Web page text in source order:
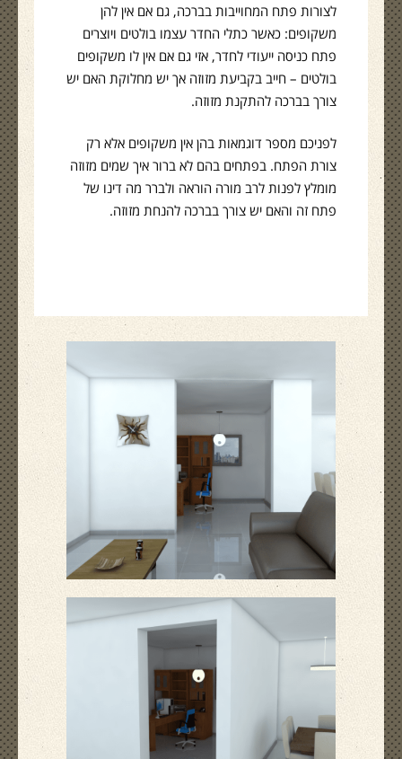
לצורות פתח המחוייבות בברכה, גם אם אין להן
משקופים: כאשר כתלי החדר עצמו בולטים ויוצרים
פתח כניסה ייעודי לחדר, אזי גם אם אין לו משקופים
בולטים – חייב בקביעת מזוזה אך יש מחלוקת האם יש
צורך בברכה להתקנת מזוזה.
לפניכם מספר דוגמאות בהן אין משקופים אלא רק
צורת הפתח. בפתחים בהם לא ברור איך שמים מזוזה
מומלץ לפנות לרב מורה הוראה ולברר מה דינו של
פתח זה והאם יש צורך בברכה להנחת מזוזה.